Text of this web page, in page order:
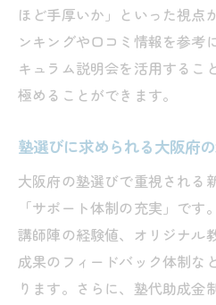
ほど手厚いか」といった視点
ンキングや口コミ情報を参考
キュラム説明会を活用するこ
極めることができます。
塾選びに求められる大阪府
大阪府の塾選びで重視される
「サポート体制の充実」で
講師陣の経験値、オリジナル
成果のフィードバック体制な
ります。さらに、塾代助成金